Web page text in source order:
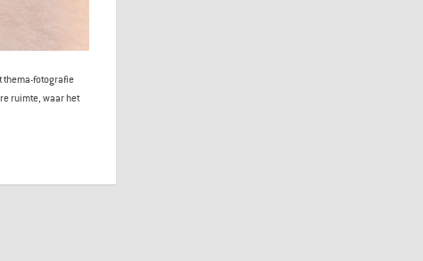
thema-fotografie
ruimte, waar het